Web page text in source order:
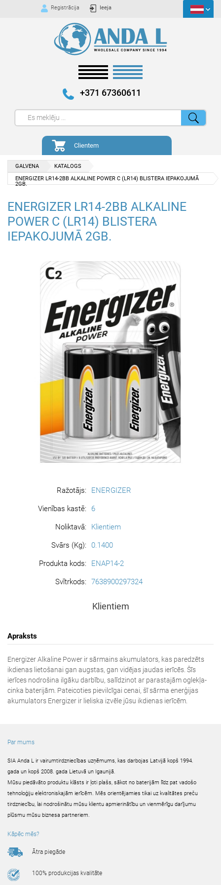
Registrācija Ieeja
+371 67360611
Clientem
GALVENA
KATALOGS
ENERGIZER LR14-2BB ALKALINE POWER C (LR14) BLISTERA IEPAKOJUMĀ
2GB.
ENERGIZER LR14-2BB ALKALINE
POWER C (LR14) BLISTERA
IEPAKOJUMĀ 2GB.
Ražotājs: ENERGIZER
Vienības kastē: 6
Noliktavā: Klientiem
Svārs (Kg): 0.1400
Produkta kods: ENAP14-2
Svītrkods: 7638900297324
Klientiem
Apraksts
Energizer Alkaline Power ir sārmains akumulators, kas paredzēts
ikdienas lietošanai gan augstas, gan vidējas jaudas ierīcēs. Šīs
ierīces nodrošina ilgāku darbību, salīdzinot ar parastajām oglekļa-
cinka baterijām. Pateicoties pievilcīgai cenai, šī sārma enerģijas
akumulators Energizer ir lieliska izvēle jūsu ikdienas ierīcēm.
Par mums
SIA Anda L ir vairumtirdzniecības uzņēmums, kas darbojas Latvijā kopš 1994.
gada un kopš 2008. gada Lietuvā un Igaunijā.
Mūsu piedāvāto produktu klāsts ir ļoti plašs, sākot no baterijām līdz pat vadošo
tehnoloģiju elektroniskajām ierīcēm. Mēs orientējamies tikai uz kvalitātes preču
tirdzniecību, lai nodrošinātu mūsu klientu apmierinātību un vienmērīgu darījumu
plūsmu mūsu biznesa partneriem.
Kāpēc mēs?
Ātra piegāde
100% produkcijas kvalitāte